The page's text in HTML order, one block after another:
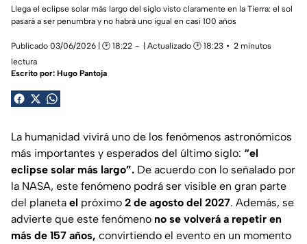
Llega el eclipse solar más largo del siglo visto claramente en la Tierra: el sol
pasará a ser penumbra y no habrá uno igual en casi 100 años
Publicado 03/06/2026 | 🕑 18:22 | Actualizado 🕑 18:23
2 minutos
lectura
Escrito por: Hugo Pantoja
La humanidad vivirá uno de los fenómenos astronómicos
más importantes y esperados del último siglo: “el
eclipse solar más largo”. De acuerdo con lo señalado por
la NASA, este fenómeno podrá ser visible en gran parte
del planeta el próximo 2 de agosto del 2027. Además, se
advierte que este fenómeno no se volverá a repetir en
más de 157 años, convirtiendo el evento en un momento